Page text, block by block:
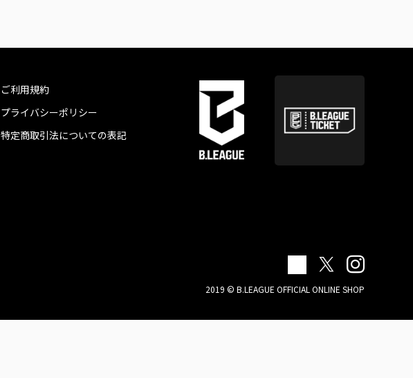
ご利用規約
プライバシーポリシー
特定商取引法についての表記
2019 © B.LEAGUE OFFICIAL ONLINE SHOP